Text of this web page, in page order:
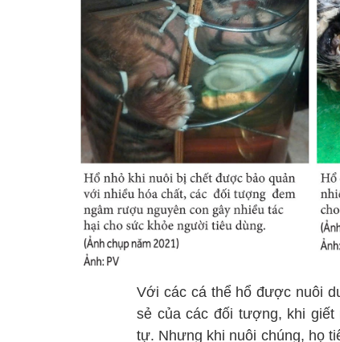
Với các cá thể hổ được nuôi
sẻ của các đối tượng, khi
tự. Nhưng khi nuôi chúng, họ